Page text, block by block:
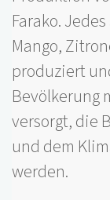
Farako.
Mango,
produziert
Bevölkerung
versorgt, die
und dem
werden.